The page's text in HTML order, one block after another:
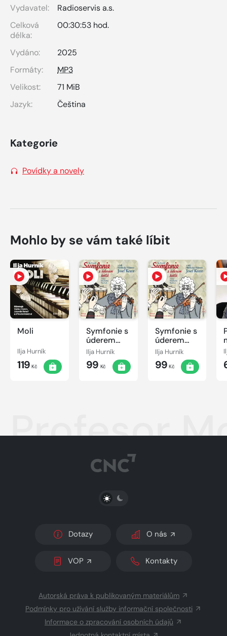
Vydavatel:
Radioservis a.s.
Celková
délka:
00:30:53 hod.
Vydáno:
2025
Formáty:
MP3
Velikost:
71 MiB
Jazyk:
Čeština
Kategorie
Povídky a novely
Mohlo by se vám také líbit
Moli
Ilja Hurník
119 Kč
Symfonie s
úderem
kotlů
Ilja Hurník
99 Kč
Symfonie s
úderem
kotlů
Ilja Hurník
99 Kč
Profesor
PŘEPNOUT SVĚTLÝ/TMAVÝ REŽIM
Dotazy O nás
VOP Kontakty
Autorská práva k publikovaným materiálům
Podmínky pro užívání služby informační společnosti
Informace o zpracování osobních údajů